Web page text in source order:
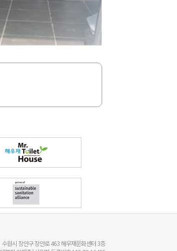
수원시 장안구 장안로 463 해우재문화센터 3층